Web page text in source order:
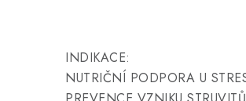
INDIKACE:
NUTRIČNÍ PODPORA U